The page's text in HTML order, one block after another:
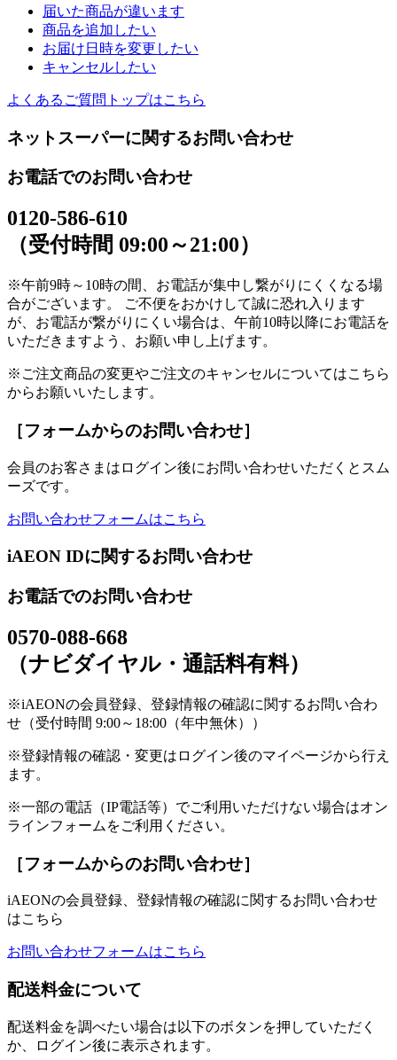
届いた商品が違います
商品を追加したい
お届け日時を変更したい
キャンセルしたい
よくあるご質問トップはこちら
ネットスーパーに関するお問い合わせ
お電話でのお問い合わせ
0120-586-610
（受付時間 09:00～21:00）
※午前9時～10時の間、お電話が集中し繋がりにくくなる場
合がございます。 ご不便をおかけして誠に恐れ入ります
が、お電話が繋がりにくい場合は、午前10時以降にお電話を
いただきますよう、お願い申し上げます。
※ご注文商品の変更やご注文のキャンセルについてはこちら
からお願いいたします。
［フォームからのお問い合わせ］
会員のお客さまはログイン後にお問い合わせいただくとスム
ーズです。
お問い合わせフォームはこちら
iAEON IDに関するお問い合わせ
お電話でのお問い合わせ
0570-088-668
（ナビダイヤル・通話料有料）
※iAEONの会員登録、登録情報の確認に関するお問い合わ
せ（受付時間 9:00～18:00（年中無休））
※登録情報の確認・変更はログイン後のマイページから行え
ます。
※一部の電話（IP電話等）でご利用いただけない場合はオン
ラインフォームをご利用ください。
［フォームからのお問い合わせ］
iAEONの会員登録、登録情報の確認に関するお問い合わせ
はこちら
お問い合わせフォームはこちら
配送料金について
配送料金を調べたい場合は以下のボタンを押していただく
か、ログイン後に表示されます。